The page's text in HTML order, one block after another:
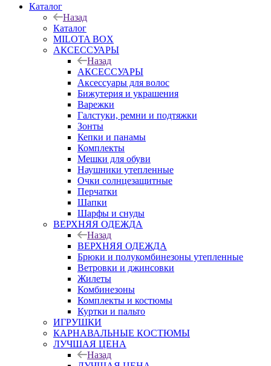
Каталог
Назад
Каталог
MILOTA BOX
АКСЕССУАРЫ
Назад
АКСЕССУАРЫ
Аксессуары для волос
Бижутерия и украшения
Варежки
Галстуки, ремни и подтяжки
Зонты
Кепки и панамы
Комплекты
Мешки для обуви
Наушники утепленные
Очки солнцезащитные
Перчатки
Шапки
Шарфы и снуды
ВЕРХНЯЯ ОДЕЖДА
Назад
ВЕРХНЯЯ ОДЕЖДА
Брюки и полукомбинезоны утепленные
Ветровки и джинсовки
Жилеты
Комбинезоны
Комплекты и костюмы
Куртки и пальто
ИГРУШКИ
КАРНАВАЛЬНЫЕ КОСТЮМЫ
ЛУЧШАЯ ЦЕНА
Назад